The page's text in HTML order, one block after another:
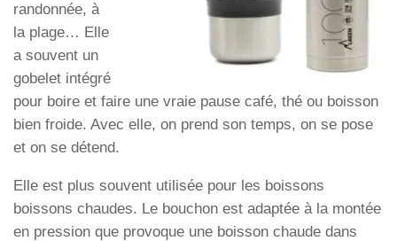
randonnée, à
la plage… Elle
a souvent un
gobelet intégré
pour boire et faire une vraie pause café, thé ou boisson
bien froide. Avec elle, on prend son temps, on se pose
et on se détend.
Elle est plus souvent utilisée pour les boissons
boissons chaudes. Le bouchon est adaptée à la montée
en pression que provoque une boisson chaude dans